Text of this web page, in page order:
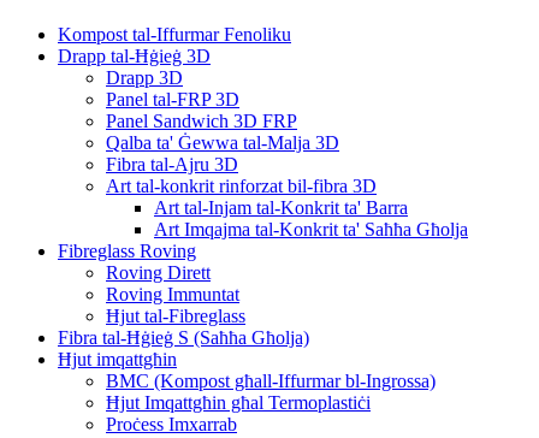
Kompost tal-Iffurmar Fenoliku
Drapp tal-Ħġieġ 3D
Drapp 3D
Panel tal-FRP 3D
Panel Sandwich 3D FRP
Qalba ta' Ġewwa tal-Malja 3D
Fibra tal-Ajru 3D
Art tal-konkrit rinforzat bil-fibra 3D
Art tal-Injam tal-Konkrit ta' Barra
Art Imqajma tal-Konkrit ta' Saħħa Għolja
Fibreglass Roving
Roving Dirett
Roving Immuntat
Ħjut tal-Fibreglass
Fibra tal-Ħġieġ S (Saħħa Għolja)
Ħjut imqattgħin
BMC (Kompost għall-Iffurmar bl-Ingrossa)
Ħjut Imqattgħin għal Termoplastiċi
Proċess Imxarrab